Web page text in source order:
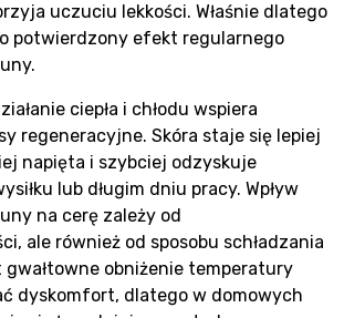
uczuciu lekkości. Właśnie dlatego
potwierdzony efekt regularnego
ciepła i chłodu wspiera
regeneracyjne. Skóra staje się lepiej
napięta i szybciej odzyskuje
lub długim dniu pracy. Wpływ
na cerę zależy od
ale również od sposobu schładzania
obniżenie temperatury
dyskomfort, dlatego w domowych